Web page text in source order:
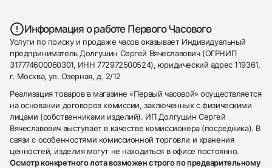
Информация о работе Первого Часового
Услуги по поиску и продаже часов оказывает Индивидуальный
предприниматель Долгушин Сергей Вячеславович (ОГРНИП
317774600060301, ИНН 772972500524), юридический адрес 119361,
г. Москва, ул. Озерная, д. 2/12
Реализация товаров в магазине «Первый часовой» осуществляется
на основании договоров комиссии, заключенных с физическими
лицами (собственниками изделий). ИП Долгушин Сергей
Вячеславович выступает в качестве комиссионера (посредника). В
связи с особенностями комиссионной торговли и хранения
ценностей, изделия могут не находиться в офисе постоянно.
Осмотр конкретного лота возможен строго по предварительному